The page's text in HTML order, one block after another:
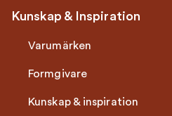
Kunskap & Inspiration
Varumärken
Formgivare
Kunskap & inspiration